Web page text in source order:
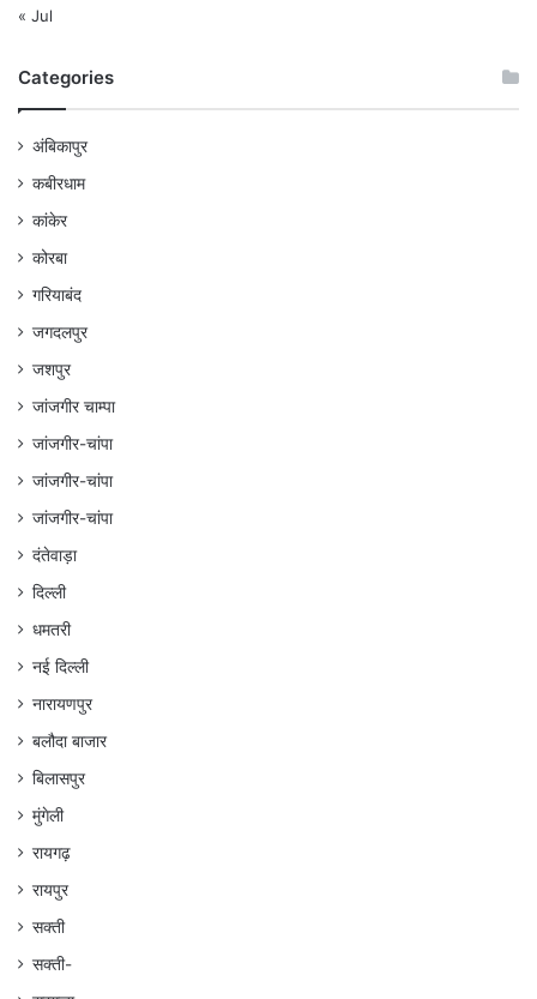
« Jul
Categories
अंबिकापुर
कबीरधाम
कांकेर
कोरबा
गरियाबंद
जगदलपुर
जशपुर
जांजगीर चाम्पा
जांजगीर-चांपा
जांजगीर-चांपा
जांजगीर-चांपा
दंतेवाड़ा
दिल्ली
धमतरी
नई दिल्ली
नारायणपुर
बलौदा बाजार
बिलासपुर
मुंगेली
रायगढ़
रायपुर
सक्ती
सक्ती-